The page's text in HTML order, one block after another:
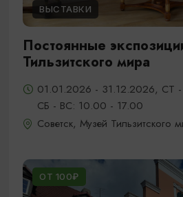
ВЫСТАВКИ
Постоянные
Тильзитского мира
01.01.2026 - 31.12.2026, СТ
СБ - ВС: 10.00 - 17.00
Советск, Музей Тильзитского
ОТ 100₽